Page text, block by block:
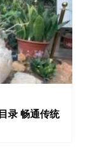
录 畅通传统